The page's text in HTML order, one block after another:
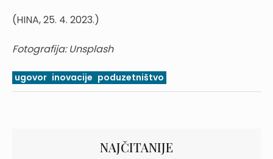
(HINA, 25. 4. 2023.)
Fotografija: Unsplash
ugovor inovacije poduzetništvo
NAJČITANIJE